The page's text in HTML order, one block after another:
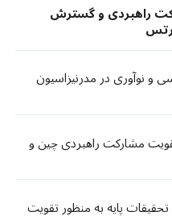
راهبردی و گسترش
و نوآوری در مدرنیزاسیون
مشارکت راهبردی چین و
پایه به منظور تقویت